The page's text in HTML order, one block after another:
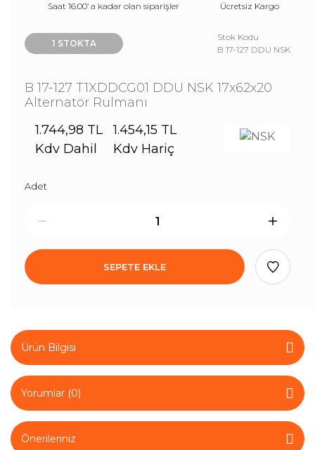
Saat 16:00’ a kadar olan siparişler
Ücretsiz Kargo
1 STOKTA
Stok Kodu
B 17-127 DDU NSK
B 17-127 T1XDDCG01 DDU NSK 17x62x20
Alternatör Rulmanı
1.744,98 TL
Kdv Dahil
1.454,15 TL
Kdv Hariç
Adet
SEPETE EKLE
Ürün Bilgisi
Yorumlar (0)
Önerileriniz